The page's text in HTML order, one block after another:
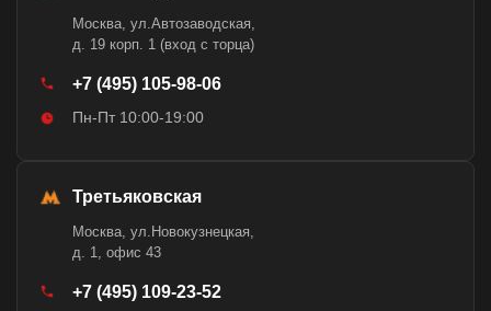
Москва, ул.Автозаводская,
д. 19 корп. 1 (вход с торца)
+7 (495) 105-98-06
Пн-Пт 10:00-19:00
Третьяковская
Москва, ул.Новокузнецкая,
д. 1, офис 43
+7 (495) 109-23-52